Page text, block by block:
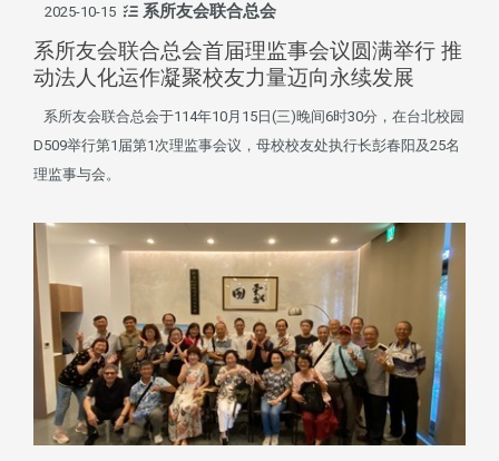
2025-10-15 系所友会联合总会
系所友会联合总会首届理监事会议圆满举行 推
动法人化运作凝聚校友力量迈向永续发展
系所友会联合总会于114年10月15日(三)晚间6时30分，在台北校园
D509举行第1届第1次理监事会议，母校校友处执行长彭春阳及25名
理监事与会。